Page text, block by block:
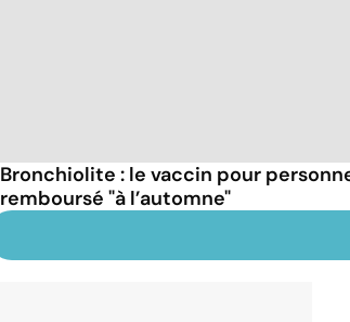
Bronchiolite : le vaccin pour
remboursé "à l’automne"